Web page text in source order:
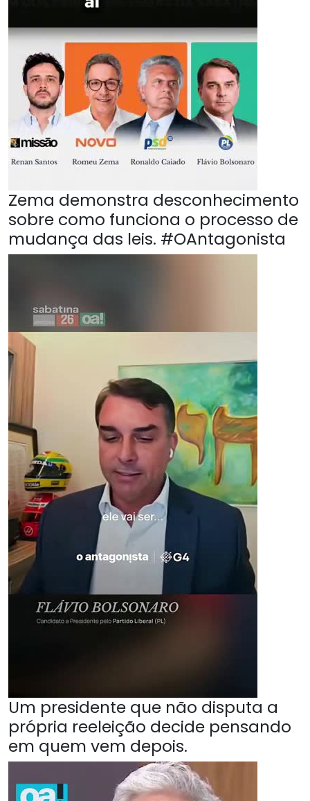
Zema demonstra desconhecimento
sobre como funciona o processo de
mudança das leis. #OAntagonista
Um presidente que não disputa a
própria reeleição decide pensando
em quem vem depois.